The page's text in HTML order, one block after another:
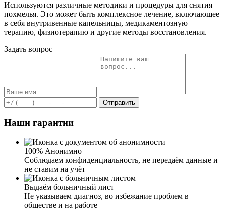
Используются различные методики и процедуры для снятия
похмелья. Это может быть комплексное лечение, включающее
в себя внутривенные капельницы, медикаментозную
терапию, физиотерапию и другие методы восстановления.
Задать вопрос
Отправить
Наши гарантии
100% Анонимно
Соблюдаем конфиденциальность, не передаём данные и
не ставим на учёт
Выдаём больничный лист
Не указываем диагноз, во избежание проблем в
обществе и на работе